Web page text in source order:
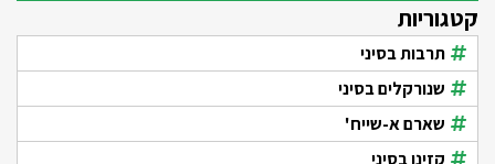
קטגוריות
תרבות בסיני
שנורקלים בסיני
שארם א-שייח'
קזינו בסיני